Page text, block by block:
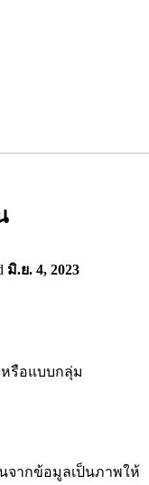
มิ.ย. 4, 2023
รือแบบกลุ่ม
จากข้อมูลเป็นภาพให้